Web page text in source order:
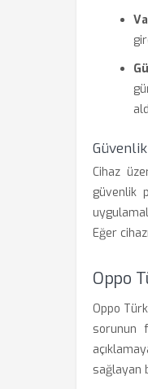
Cihaz
güvenlik
Eğer
Oppo
Oppo
sorunun
sağlayan